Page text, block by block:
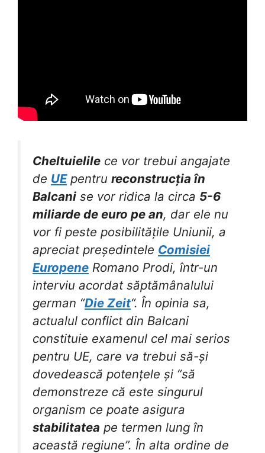
Cheltuielile ce vor trebui angajate
de UEpentru reconstrucția în
Balcani se vor ridica la circa 5-6
miliarde de euro pe an, dar ele nu
vor fi peste posibilitățile Uniunii, a
apreciat președintele Comisiei
Europene Romano Prodi, într-un
interviu acordat săptămânalului
german “Die Zeit“. În opinia sa,
actualul conflict din Balcani
constituie examenul cel mai serios
pentru UE, care va trebui să-și
dovedească potențele și “să
demonstreze că este singurul
organism ce poate asigura
stabilitatea pe termen lung în
această regiune”. În alta ordine de